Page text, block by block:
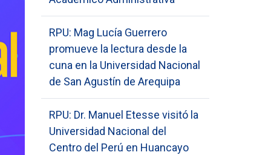
RPU: Mag Lucía Guerrero
promueve la lectura desde la
cuna en la Universidad Nacional
de San Agustín de Arequipa
RPU: Dr. Manuel Etesse visitó la
Universidad Nacional del
Centro del Perú en Huancayo